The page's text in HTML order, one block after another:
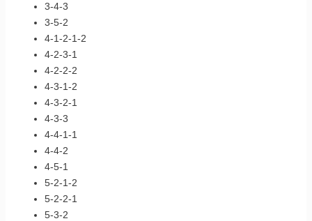
3-4-3
3-5-2
4-1-2-1-2
4-2-3-1
4-2-2-2
4-3-1-2
4-3-2-1
4-3-3
4-4-1-1
4-4-2
4-5-1
5-2-1-2
5-2-2-1
5-3-2